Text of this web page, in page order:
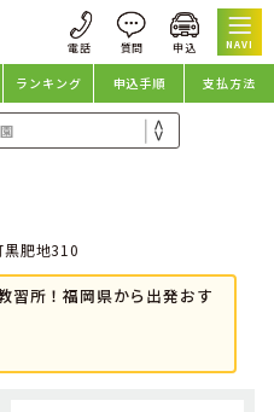
NAVI
ランキング 申込手順 支払方法
肥地310
習所！福岡県から出発おす